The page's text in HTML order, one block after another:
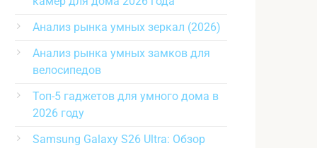
Анализ рынка умных зеркал (2026)
Анализ рынка умных замков для
велосипедов
Топ-5 гаджетов для умного дома в
2026 году
Samsung Galaxy S26 Ultra: Обзор